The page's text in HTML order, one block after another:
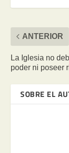
ANTERIOR
La Iglesia no
poder ni poseer
SOBRE EL